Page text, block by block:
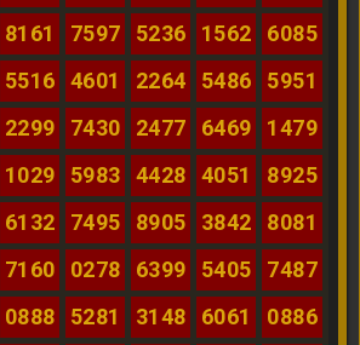
8161 7597 5236 1562
6085
5516 4601 2264 5486
5951
2299 7430 2477 6469
1479
1029 5983 4428 4051
8925
6132 7495 8905 3842
8081
7160 0278 6399 5405
7487
0888 5281 3148 6061
0886